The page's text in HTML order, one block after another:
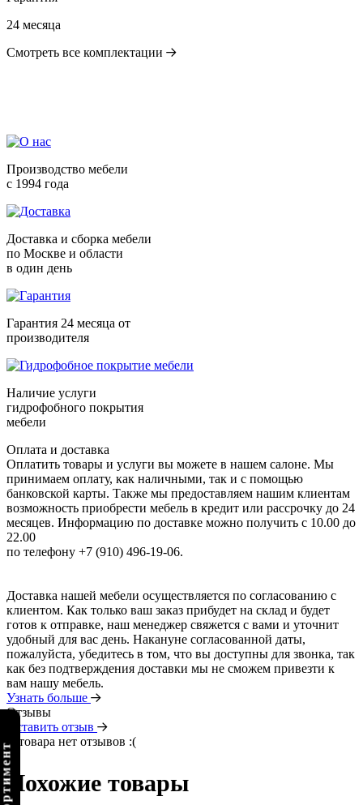
24 месяца
Смотреть все комплектации
Производство мебели
с 1994 года
Доставка и сборка мебели
по Москве и области
в один день
Гарантия 24 месяца от
производителя
Наличие услуги
гидрофобного покрытия
мебели
Оплата и доставка
Оплатить товары и услуги вы можете в нашем салоне. Мы
принимаем оплату, как наличными, так и с помощью
банковской карты. Также мы предоставляем нашим клиентам
возможность приобрести мебель в кредит или рассрочку до 24
месяцев. Информацию по доставке можно получить с 10.00 до
22.00
по телефону +7 (910) 496-19-06.
Доставка нашей мебели осуществляется по согласованию с
клиентом. Как только ваш заказ прибудет на склад и будет
готов к отправке, наш менеджер свяжется с вами и уточнит
удобный для вас день. Накануне согласованной даты,
пожалуйста, убедитесь в том, что вы доступны для звонка, так
как без подтверждения доставки мы не сможем привезти к
вам нашу мебель.
Узнать больше
Отзывы
Оставить отзыв
У товара нет отзывов :(
Похожие товары